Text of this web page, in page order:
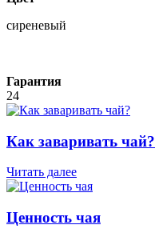
сиреневый
Гарантия
24
Как заваривать чай?
Читать далее
Ценность чая